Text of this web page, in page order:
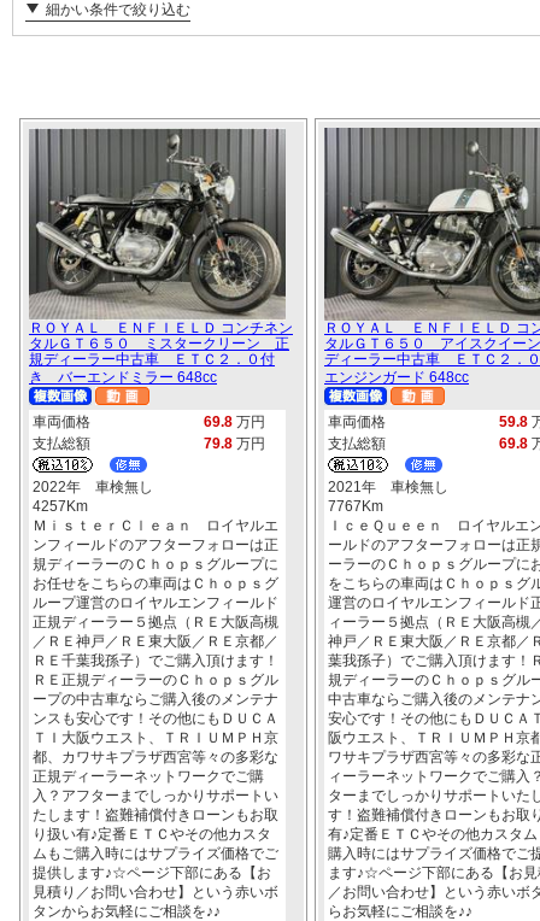
細かい条件で絞り込む
ＲＯＹＡＬ ＥＮＦＩＥＬＤ コンチネン
タルＧＴ６５０ ミスタークリーン 正
規ディーラー中古車 ＥＴＣ２．０付
き バーエンドミラー 648cc
車両価格 69.8 万円
支払総額
79.8 万円
2022年 車検無し
4257Km
ＭｉｓｔｅｒＣｌｅａｎ ロイヤルエ
ンフィールドのアフターフォローは正
規ディーラーのＣｈｏｐｓグループに
お任せをこちらの車両はＣｈｏｐｓグ
ループ運営のロイヤルエンフィールド
正規ディーラー５拠点（ＲＥ大阪高槻
／ＲＥ神戸／ＲＥ東大阪／ＲＥ京都／
ＲＥ千葉我孫子）でご購入頂けます！
ＲＥ正規ディーラーのＣｈｏｐｓグル
ープの中古車ならご購入後のメンテナ
ンスも安心です！その他にもＤＵＣＡ
ＴＩ大阪ウエスト、ＴＲＩＵＭＰＨ京
都、カワサキプラザ西宮等々の多彩な
正規ディーラーネットワークでご購
入？アフターまでしっかりサポートい
たします！盗難補償付きローンもお取
り扱い有♪定番ＥＴＣやその他カスタ
ムもご購入時にはサプライズ価格でご
提供します♪☆ページ下部にある【お
見積り／お問い合わせ】という赤いボ
タンからお気軽にご相談を♪♪
ＲＯＹＡＬ ＥＮＦＩＥＬＤ コ
タルＧＴ６５０ アイスクイー
ディーラー中古車 ＥＴＣ２．
エンジンガード 648cc
車両価格 59.8
支払総額
69.8
2021年 車検無し
7767Km
ＩｃｅＱｕｅｅｎ ロイヤルエ
ールドのアフターフォローは正
ーラーのＣｈｏｐｓグループに
をこちらの車両はＣｈｏｐｓグ
運営のロイヤルエンフィールド
ィーラー５拠点（ＲＥ大阪高槻
神戸／ＲＥ東大阪／ＲＥ京都／
葉我孫子）でご購入頂けます！
規ディーラーのＣｈｏｐｓグル
中古車ならご購入後のメンテナ
安心です！その他にもＤＵＣＡ
阪ウエスト、ＴＲＩＵＭＰＨ京
ワサキプラザ西宮等々の多彩な
ィーラーネットワークでご購入
ターまでしっかりサポートいた
す！盗難補償付きローンもお取
有♪定番ＥＴＣやその他カスタ
購入時にはサプライズ価格でご
ます♪☆ページ下部にある【お
／お問い合わせ】という赤いボ
らお気軽にご相談を♪♪